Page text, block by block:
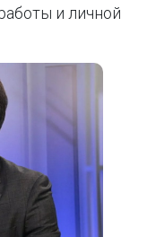
и личной